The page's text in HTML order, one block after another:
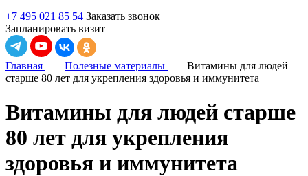
+7 495 021 85 54 Заказать звонок
Запланировать визит
Главная — Полезные материалы — Витамины для людей
старше 80 лет для укрепления здоровья и иммунитета
Витамины для людей старше
80 лет для укрепления
здоровья и иммунитета